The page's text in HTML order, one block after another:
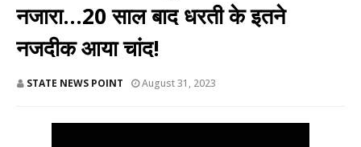
नजारा...20 साल बाद धरती के इतने
नजदीक आया चांद!
STATE NEWS POINT August 31, 2023